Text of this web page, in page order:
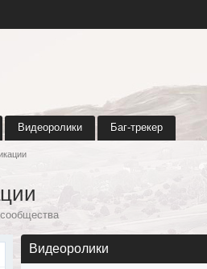
Видеоролики Баг-трекер
Видеоролики